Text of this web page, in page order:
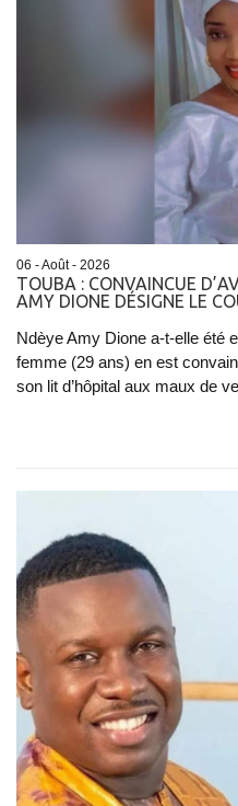
06 - Août - 2026
TOUBA : CONVAINCUE
AMY DIONE DÉSIGNE LE
Ndèye Amy Dione a-t-elle été
femme (29 ans) en est
son lit d’hôpital aux maux de